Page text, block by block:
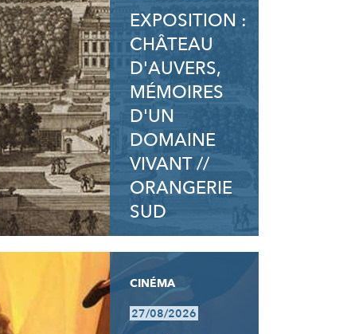
EXPOSITION :
CHÂTEAU
D'AUVERS,
MÉMOIRES
D'UN
DOMAINE
VIVANT //
ORANGERIE
SUD
CINÉMA
27/08/2026